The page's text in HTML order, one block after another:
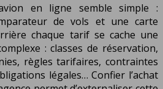
en ligne semble simple :
de vols et une carte
chaque tarif se cache une
: classes de réservation,
règles tarifaires, contraintes
légales… Confier l’achat